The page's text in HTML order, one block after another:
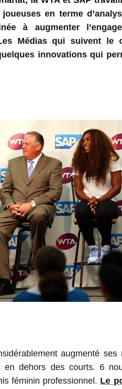
en terme
à augmenter
Médias qui suivent le
innovations qui
augmenté
en dehors des courts. 6
féminin professionnel. Le